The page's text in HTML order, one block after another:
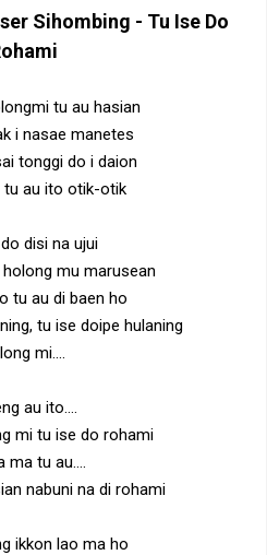
Sihombing - Tu Ise Do
tu au hasian
i nasae manetes
tonggi do i daion
tu au ito otik-otik
disi na ujui
mu marusean
tu au di baen ho
tu ise doipe hulaning
mi….
au ito….
mi tu ise do rohami
ma tu au….
nabuni na di rohami
ikkon lao ma ho